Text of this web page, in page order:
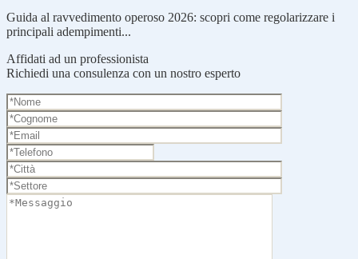
Guida al ravvedimento operoso 2026: scopri come regolarizzare i
principali adempimenti...
Affidati ad un professionista
Richiedi una consulenza con un nostro esperto